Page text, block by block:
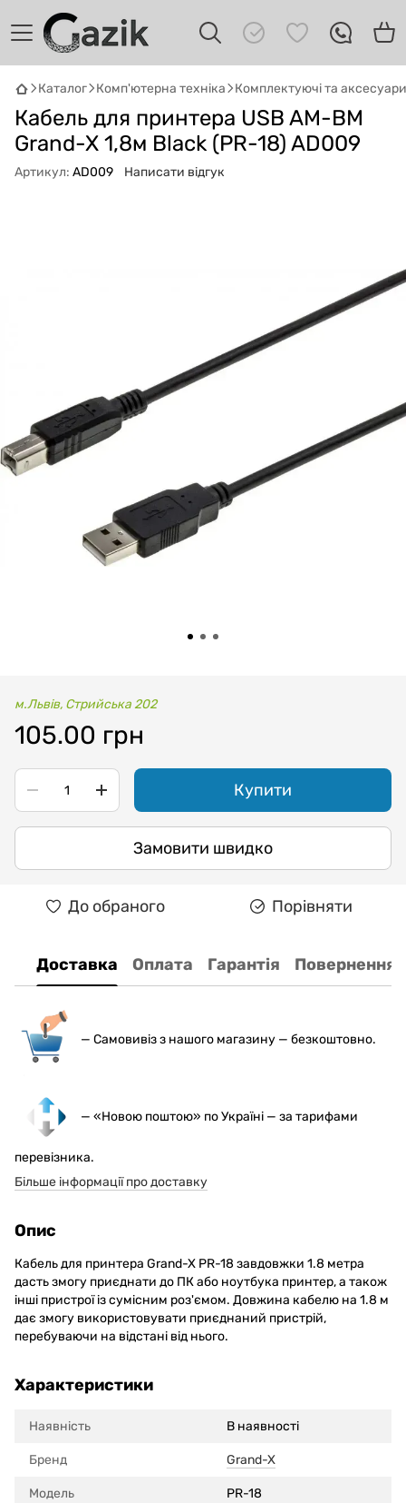
Каталог Комп'ютерна техніка Комплектуючі та аксесуари
Кабель для принтера USB AM-BM
Grand-X 1,8м Black (PR-18) AD009
Артикул: AD009 Написати відгук
м.Львів, Стрийська 202
105.00 грн
Купити
Замовити швидко
До обраного Порівняти
Доставка Оплата Гарантія Повернення
— Самовивіз з нашого магазину — безкоштовно.
— «Новою поштою» по Україні — за тарифами
перевізника.
Більше інформації про доставку
Опис
Кабель для принтера Grand-X PR-18 завдовжки 1.8 метра
дасть змогу приєднати до ПК або ноутбука принтер, а також
інші пристрої із сумісним роз'ємом. Довжина кабелю на 1.8 м
дає змогу використовувати приєднаний пристрій,
перебуваючи на відстані від нього.
Характеристики
Наявність В наявності
Бренд Grand-X
Модель PR-18
GAZIKAI
Онлайн · пошук техніки
Привіт! 👋 Я Gazik AI — допоможу
підібрати вживану комп'ютерну техніку.